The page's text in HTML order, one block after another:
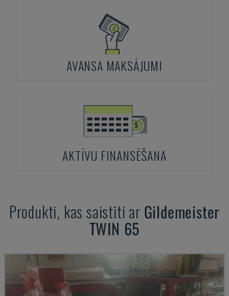
AVANSA MAKSĀJUMI
AKTĪVU FINANSĒŠANA
Produkti, kas saistīti ar Gildemeister
TWIN 65